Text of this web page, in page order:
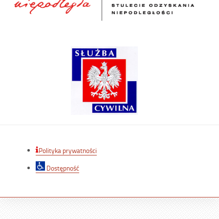
Polityka prywatności
Dostępność